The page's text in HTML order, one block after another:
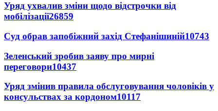
Уряд ухвалив зміни щодо відстрочки від
мобілізації26859
Суд обрав запобіжний захід Стефанішиній10743
Зеленський зробив заяву про мирні
переговори10437
Уряд змінив правила обслуговування чоловіків у
консульствах за кордоном10117